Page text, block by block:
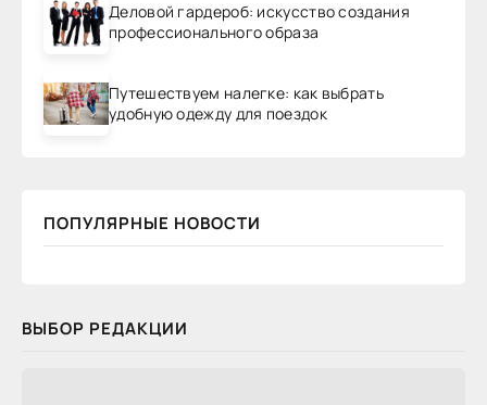
Деловой гардероб: искусство создания
профессионального образа
Путешествуем налегке: как выбрать
удобную одежду для поездок
ПОПУЛЯРНЫЕ НОВОСТИ
ВЫБОР РЕДАКЦИИ